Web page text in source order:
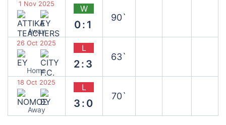
1 Nov 2025
Away
W
0:1
90`
26 Oct 2025
Home
L
2:3
63`
18 Oct 2025
Away
L
3:0
70`